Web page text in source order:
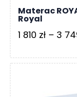
R
A
C
E
Ł
Ó
Ż
K
Materac
Royal
1 810 zł – 3